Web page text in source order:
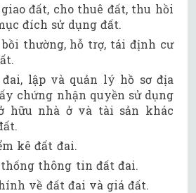
đất, cho thuê đất, thu hồi
đích sử dụng đất.
thường, hỗ trợ, tái định cư
lập và quản lý hồ sơ địa
chứng nhận quyền sử dụng
hữu nhà ở và tài sản khác
kê đất đai.
thông tin đất đai.
về đất đai và giá đất.